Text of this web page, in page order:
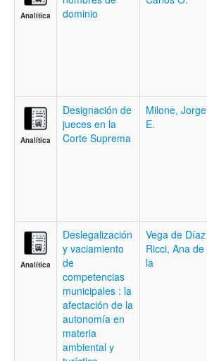
Analítica
dominio
Analítica
Designación de
jueces en la
Corte Suprema
Milone, Jorge
E.
Analítica
Deslegalización
y vaciamiento
de
competencias
municipales : la
afectación de la
autonomía en
materia
ambiental y
Vega de Díaz
Ricci, Ana de
la